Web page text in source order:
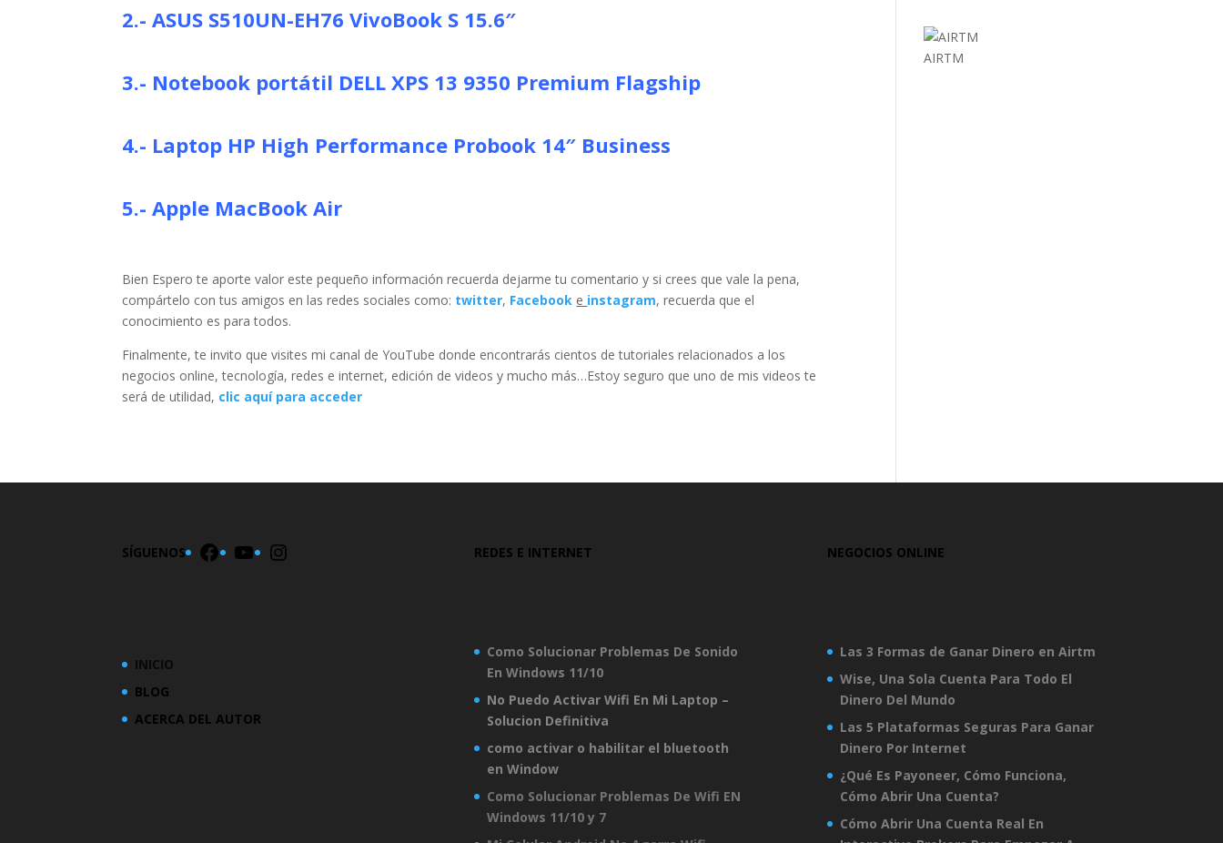
2.-ASUS S510UN-EH76 VivoBook S 15.6″
3.- Notebook portátil DELL XPS 13 9350 Premium Flagship
4.- Laptop HP High Performance Probook 14″ Business
5.-Apple MacBook Air
Bien Espero te aporte valor este pequeño información recuerda dejarme tu comentario y si crees que vale la pena,
compártelo con tus amigos en las redes sociales como: twitter, Facebook e instagram, recuerda que el
conocimiento es para todos.
Finalmente, te invito que visites mi canal de YouTube donde encontrarás cientos de tutoriales relacionados a los
negocios online, tecnología, redes e internet, edición de videos y mucho más…Estoy seguro que uno de mis videos te
será de utilidad, clic aquí para acceder
AIRTM
SÍGUENOS FacebookYouTube
INICIO
BLOG
ACERCA DEL AUTOR
REDES E INTERNET
Como Solucionar Problemas De Sonido
En Windows 11/10
No Puedo Activar Wifi En Mi Laptop –
Solucion Definitiva
como activar o habilitar el bluetooth
en Window
Como Solucionar Problemas De Wifi EN
Windows 11/10 y 7
NEGOCIOS ONLINE
Las 3 Formas de Ganar Dinero en Airtm
Wise, Una Sola Cuenta Para Todo El
Dinero Del Mundo
Las 5 Plataformas Seguras Para Ganar
Dinero Por Internet
¿Qué Es Payoneer, Cómo Funciona,
Cómo Abrir Una Cuenta?
Cómo Abrir Una Cuenta Real En